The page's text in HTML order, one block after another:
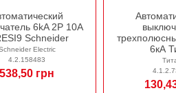
6kA 2P 10A
Schneider
Electric
4.2.158483
538,50 грн
6кА